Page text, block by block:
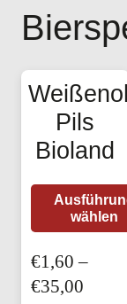
Pils
Bioland
wählen
€1,60 –
€35,00